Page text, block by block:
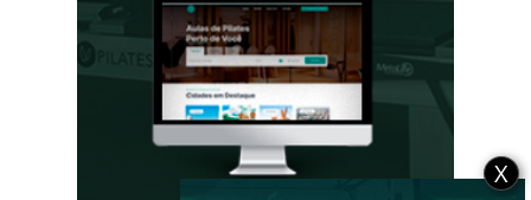
X